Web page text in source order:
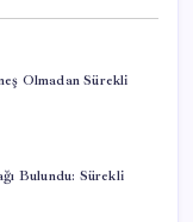
Olmadan Sürekli
Bulundu: Sürekli